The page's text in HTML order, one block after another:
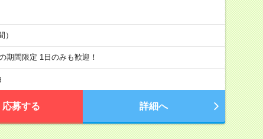
期間限定 1日のみも歓迎！
応募する 詳細へ